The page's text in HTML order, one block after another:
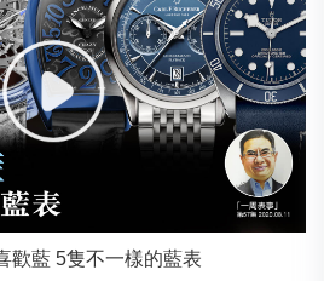
歡藍 5隻不一樣的藍表